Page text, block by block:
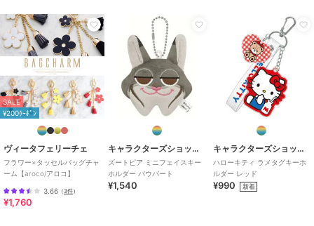
SALE
¥200ｸｰﾎﾟﾝ
ヴィータフェリーチェ
フラワー×タッセルバッグチャ
ーム【aroco/アロコ】
3.66 （3件）
¥1,760
キャラクターズショップ ラフラフ
ズートピア ミニフェイスキー
ホルダー パウバート
¥1,540
キャラクターズショップ ラフラフ
ハローキティ ラメタグキーホ
ルダー レッド
¥990 新着